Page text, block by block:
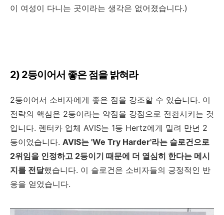
이 여성이 다니는 곳이라는 생각은 없어졌습니다.)
2) 2등이어서 좋은 점을 밝혀라
2등이어서 소비자에게 좋은 점을 강조할 수 있습니다. 이
전략의 핵심은 2등이라는 약점을 강점으로 전환시키는 것
입니다. 렌터카 업체 AVIS는 1등 Hertz에게 밀려 만년 2
등이었습니다. AVIS는 'We Try Harder'라는 슬로건으로
2위임을 인정하고 2등이기 때문에 더 열심히 한다는 메시
지를 전달했습니다. 이 슬로건은 소비자들의 긍정적인 반
응을 얻었습니다.